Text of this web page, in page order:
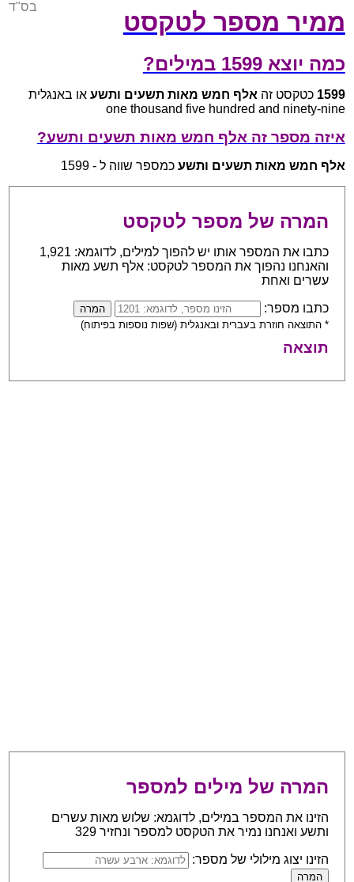
ממיר מספר לטקסט
בס"ד
כמה יוצא 1599 במילים?
1599 כטקסט זה אלף חמש מאות תשעים ותשע או באנגלית
one thousand five hundred and ninety-nine
איזה מספר זה אלף חמש מאות תשעים ותשע?
אלף חמש מאות תשעים ותשע כמספר שווה ל - 1599
המרה של מספר לטקסט
כתבו את המספר אותו יש להפוך למילים, לדוגמא: 1,921
והאנחנו נהפוך את המספר לטקסט: אלף תשע מאות
עשרים ואחת
כתבו מספר:
* התוצאה חוזרת בעברית ובאנגלית (שפות נוספות בפיתוח)
תוצאה
המרה של מילים למספר
הזינו את המספר במילים, לדוגמא: שלוש מאות עשרים
ותשע ואנחנו נמיר את הטקסט למספר ונחזיר 329
הזינו יצוג מילולי של מספר: